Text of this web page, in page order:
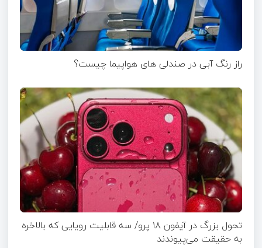
راز رنگ آبی در صندلی های هواپیما چیست؟
تحول بزرگ در آیفون ۱۸ پرو/ سه قابلیت رویایی که بالاخره
به حقیقت می‌پیوندند